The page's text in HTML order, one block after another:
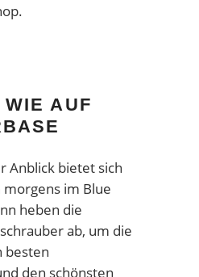
AUF
Anblick bietet sich
im Blue
heben die
ab, um die
besten
den schönsten